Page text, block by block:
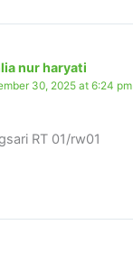
nur haryati
30, 2025 at 6:24 pm
RT 01/rw01